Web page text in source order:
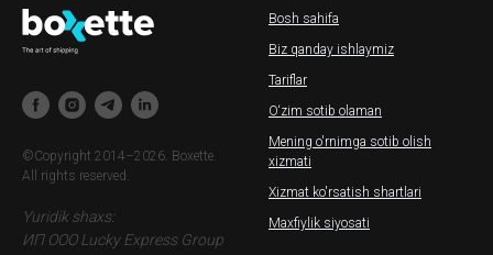
©Copyright 2014–2026. Boxette.
All rights reserved.
Yuridik shaxs:
ИП ООО Lucky Express Group
Bosh sahifa
Biz qanday ishlaymiz
Tariflar
O‘zim sotib olaman
Mening o'rnimga sotib olish
xizmati
Xizmat ko'rsatish shartlari
Maxfiylik siyosati